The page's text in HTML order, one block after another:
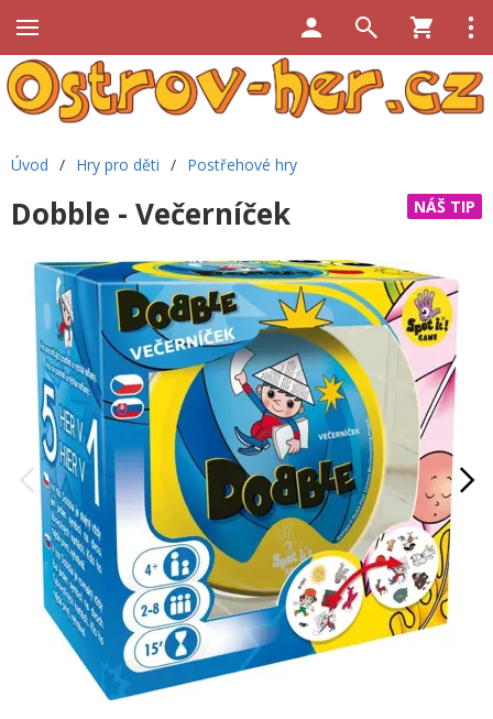
Úvod / Hry pro děti / Postřehové hry
NÁŠ TIP
Dobble - Večerníček